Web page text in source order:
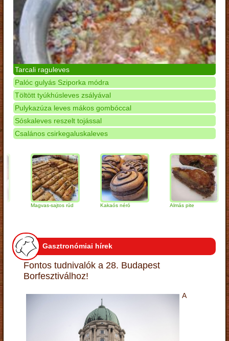
Tarcali raguleves
Palóc gulyás Sziporka módra
Töltött tyúkhúsleves zsályával
Pulykazúza leves mákos gombóccal
Sóskaleves reszelt tojással
Csalános csirkegaluskaleves
Magvas-sajtos rúd Kakaós néró Almás pite
Gasztronómiai hírek
Fontos tudnivalók a 28. Budapest
Borfesztiválhoz!
A